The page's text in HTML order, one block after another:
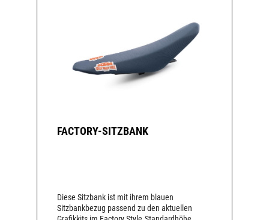
FACTORY-SITZBANK
Diese Sitzbank ist mit ihrem blauen
Sitzbankbezug passend zu den aktuellen